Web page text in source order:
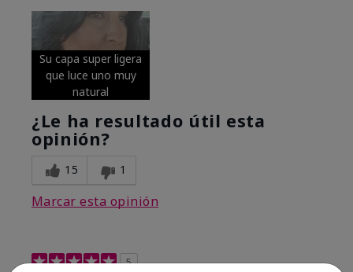
Su capa super ligera
que luce uno muy
natural
¿Le ha resultado útil esta
opinión?
15 1
Marcar esta opinión
5